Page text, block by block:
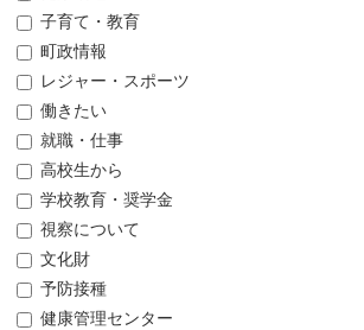
子育て・教育
町政情報
レジャー・スポーツ
働きたい
就職・仕事
高校生から
学校教育・奨学金
視察について
文化財
予防接種
健康管理センター